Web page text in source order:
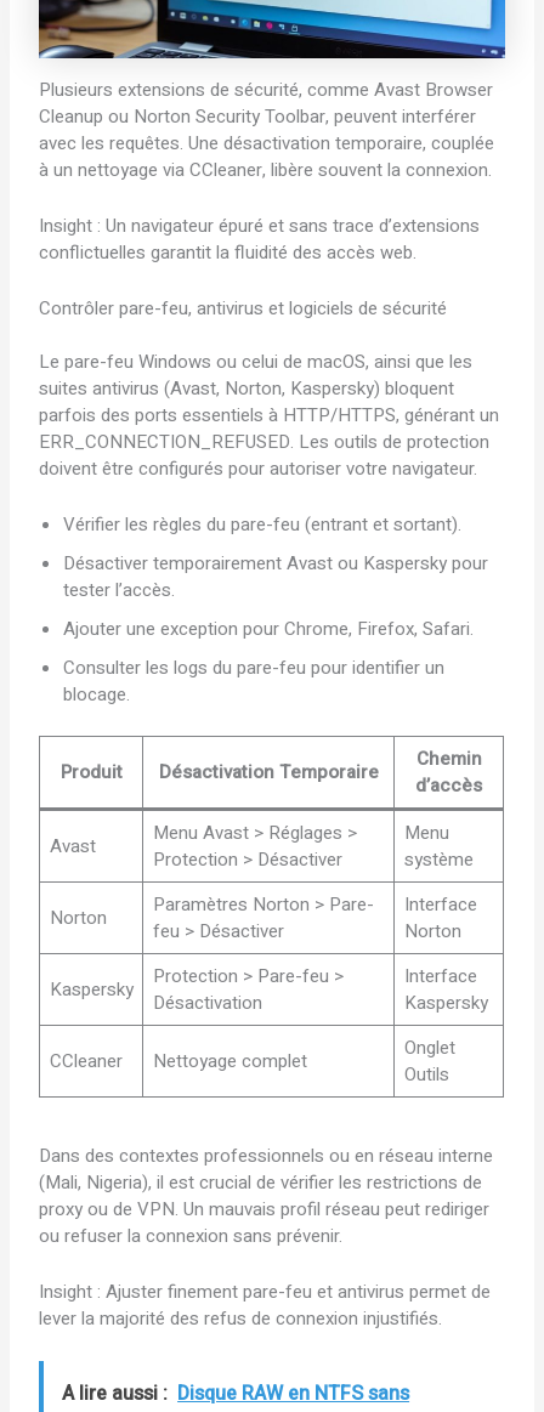
Plusieurs extensions de sécurité, comme Avast Browser
Cleanup ou Norton Security Toolbar, peuvent interférer
avec les requêtes. Une désactivation temporaire, couplée
à un nettoyage via CCleaner, libère souvent la connexion.
Insight : Un navigateur épuré et sans trace d’extensions
conflictuelles garantit la fluidité des accès web.
Contrôler pare-feu, antivirus et logiciels de sécurité
Le pare-feu Windows ou celui de macOS, ainsi que les
suites antivirus (Avast, Norton, Kaspersky) bloquent
parfois des ports essentiels à HTTP/HTTPS, générant un
ERR_CONNECTION_REFUSED. Les outils de protection
doivent être configurés pour autoriser votre navigateur.
Vérifier les règles du pare-feu (entrant et sortant).
Désactiver temporairement Avast ou Kaspersky pour
tester l’accès.
Ajouter une exception pour Chrome, Firefox, Safari.
Consulter les logs du pare-feu pour identifier un
blocage.
Produit Désactivation Temporaire
Chemin
d’accès
Avast
Menu Avast > Réglages >
Protection > Désactiver
Menu
système
Norton
Paramètres Norton > Pare-
feu > Désactiver
Interface
Norton
Kaspersky
Protection > Pare-feu >
Désactivation
Interface
Kaspersky
CCleaner Nettoyage complet
Onglet
Outils
Dans des contextes professionnels ou en réseau interne
(Mali, Nigeria), il est crucial de vérifier les restrictions de
proxy ou de VPN. Un mauvais profil réseau peut rediriger
ou refuser la connexion sans prévenir.
Insight : Ajuster finement pare-feu et antivirus permet de
lever la majorité des refus de connexion injustifiés.
A lire aussi : Disque RAW en NTFS sans